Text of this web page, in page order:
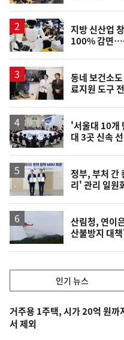
지방 신산업
100% 감면…
동네 보건소
료지원 도구
'서울대 10개
대 3곳 신속
정부, 부처 간
리' 관리 일원
산림청, 연이
산불방지 대
기,
최
신,
인기 뉴스
기
뉴
거주용 1주택, 시가 20억 원까
서 제외